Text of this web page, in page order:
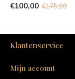
€100,00 €175,00
Klantenservice
Mijn account